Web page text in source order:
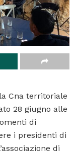
Cna territoriale
28 giugno alle
di
i presidenti di
di